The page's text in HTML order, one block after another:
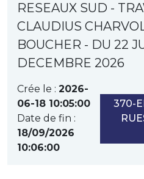
RESEAUX SUD -
CLAUDIUS
BOUCHER - DU 22
DECEMBRE 2026
Crée le : 2026-
06-18 10:05:00
Date de fin :
18/09/2026
10:06:00
370-